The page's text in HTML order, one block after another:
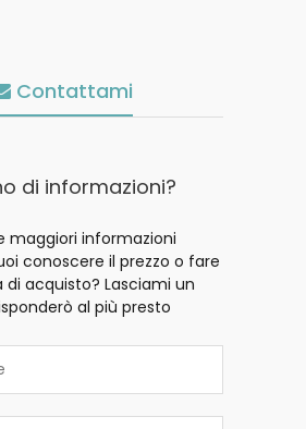
Contattami
di informazioni?
maggiori informazioni
conoscere il prezzo o fare
acquisto? Lasciami un
al più presto